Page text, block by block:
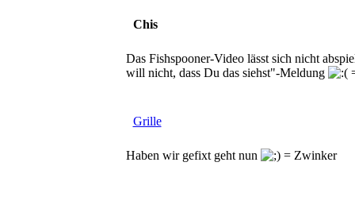
Chis
Das Fishspooner-Video lässt sich nicht
will nicht, dass Du das siehst"-Meldung
Grille
Haben wir gefixt geht nun